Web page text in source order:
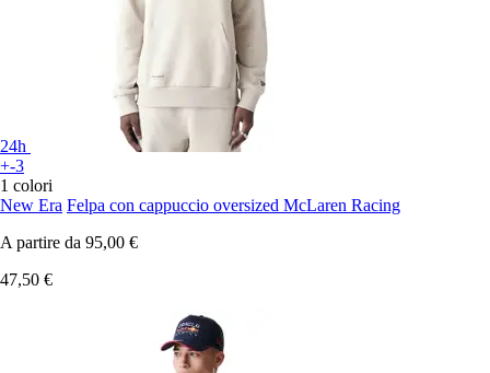
24h
+-3
1 colori
New Era Felpa con cappuccio oversized McLaren Racing
A partire da 95,00 €
47,50 €